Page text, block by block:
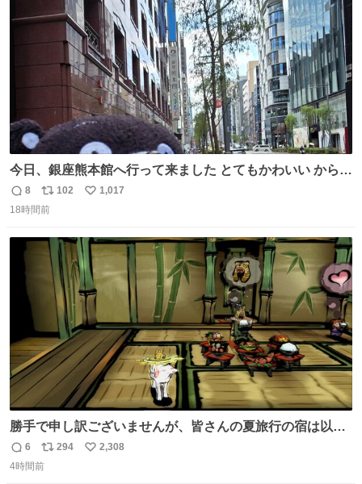
今日、銀座熊本館へ行って来ました とてもかわいい からし
蓮根Tシャツを着た方がいらっしゃったので｢そのTシャツ
はどこに売ってあるんですか？｣とたずねたらなんと！宮崎
らっしゃってました
返
信
8
リ
ポ
ト
数
102
い
数
1,017
18時間前
勝手で申し訳ございませんが、皆さんの夏旅行の宿は以下
のルールで決めさせてもらいます！ ←この投稿が1万いい
返
信
6
リ
ポ
294
い
2,308
4時間前